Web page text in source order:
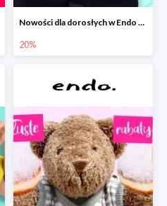
Nowości dla dorosłych w Endo -20%
20%